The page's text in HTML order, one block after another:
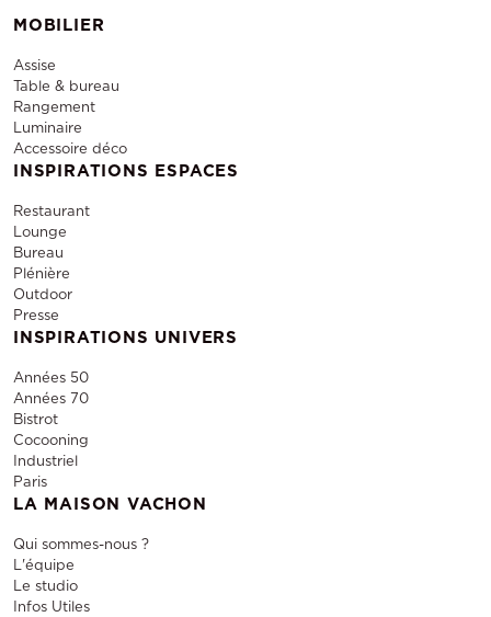
MOBILIER
Assise
Table & bureau
Rangement
Luminaire
Accessoire déco
INSPIRATIONS ESPACES
Restaurant
Lounge
Bureau
Plénière
Outdoor
Presse
INSPIRATIONS UNIVERS
Années 50
Années 70
Bistrot
Cocooning
Industriel
Paris
LA MAISON VACHON
Qui sommes-nous ?
L'équipe
Le studio
Infos Utiles